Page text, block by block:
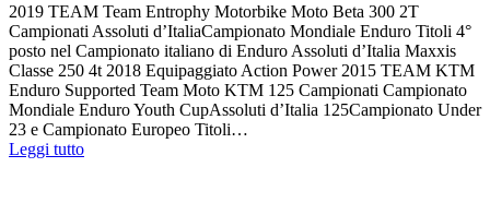
2019 TEAM Team Entrophy Motorbike Moto Beta 300 2T
Campionati Assoluti d’ItaliaCampionato Mondiale Enduro Titoli 4°
posto nel Campionato italiano di Enduro Assoluti d’Italia Maxxis
Classe 250 4t 2018 Equipaggiato Action Power 2015 TEAM KTM
Enduro Supported Team Moto KTM 125 Campionati Campionato
Mondiale Enduro Youth CupAssoluti d’Italia 125Campionato Under
23 e Campionato Europeo Titoli…
Leggi tutto